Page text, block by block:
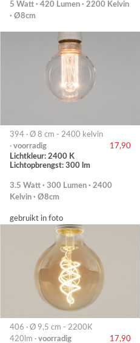
5 Watt · 420 Lumen · 2200 Kelvin
· Ø8cm
394 · Ø 8 cm - 2400 kelvin
· voorradig
17,90
Lichtkleur: 2400 K
Lichtopbrengst: 300 lm
3.5 Watt · 300 Lumen · 2400
Kelvin · Ø8cm
gebruikt in foto
406 · Ø 9,5 cm - 2200K
420lm · voorradig
17,90